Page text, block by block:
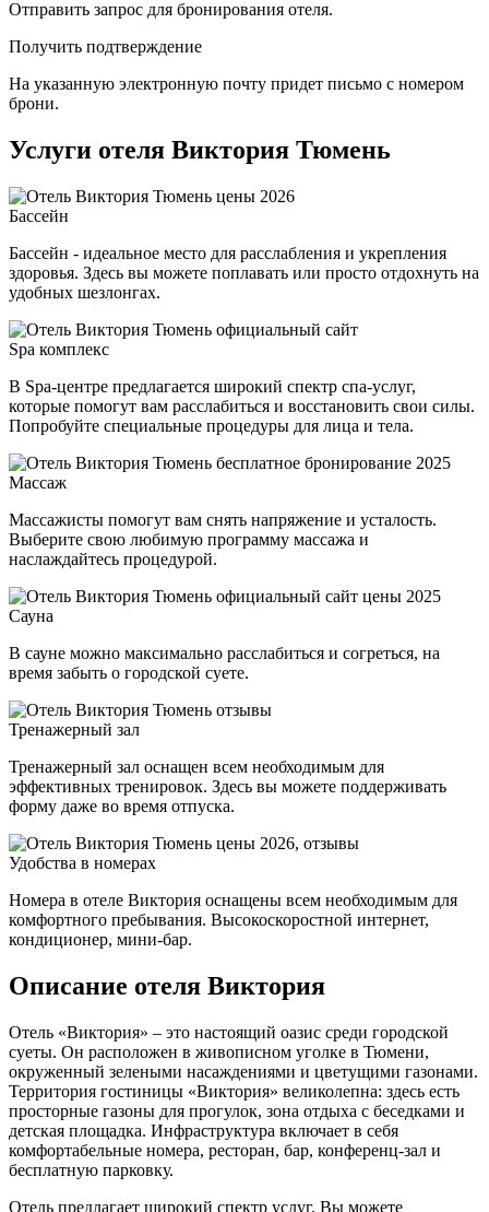
Отправить запрос для бронирования отеля.
Получить подтверждение
На указанную электронную почту придет письмо с номером
брони.
Услуги отеля Виктория Тюмень
Бассейн
Бассейн - идеальное место для расслабления и укрепления
здоровья. Здесь вы можете поплавать или просто отдохнуть на
удобных шезлонгах.
Spa комплекс
В Spa-центре предлагается широкий спектр спа-услуг,
которые помогут вам расслабиться и восстановить свои силы.
Попробуйте специальные процедуры для лица и тела.
Массаж
Массажисты помогут вам снять напряжение и усталость.
Выберите свою любимую программу массажа и
наслаждайтесь процедурой.
Сауна
В сауне можно максимально расслабиться и согреться, на
время забыть о городской суете.
Тренажерный зал
Тренажерный зал оснащен всем необходимым для
эффективных тренировок. Здесь вы можете поддерживать
форму даже во время отпуска.
Удобства в номерах
Номера в отеле Виктория оснащены всем необходимым для
комфортного пребывания. Высокоскоростной интернет,
кондиционер, мини-бар.
Описание отеля Виктория
Отель «Виктория» – это настоящий оазис среди городской
суеты. Он расположен в живописном уголке в Тюмени,
окруженный зелеными насаждениями и цветущими газонами.
Территория гостиницы «Виктория» великолепна: здесь есть
просторные газоны для прогулок, зона отдыха с беседками и
детская площадка. Инфраструктура включает в себя
комфортабельные номера, ресторан, бар, конференц-зал и
бесплатную парковку.
Отель предлагает широкий спектр услуг. Вы можете